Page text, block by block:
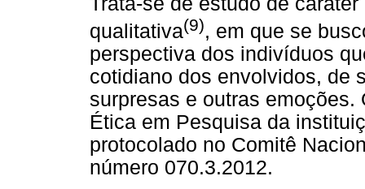
qualitativa(9), em que se
perspectiva dos indivíduos
cotidiano dos envolvidos, de
surpresas e outras
Ética em Pesquisa da
protocolado no Comitê
número 070.3.2012.